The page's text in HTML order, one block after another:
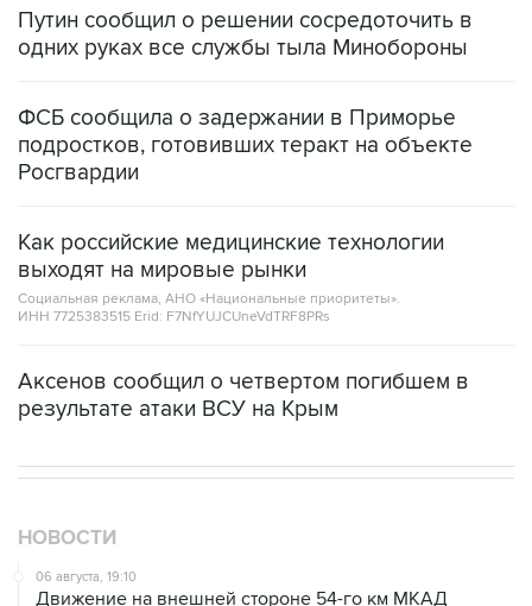
Путин сообщил о решении сосредоточить в
одних руках все службы тыла Минобороны
ФСБ сообщила о задержании в Приморье
подростков, готовивших теракт на объекте
Росгвардии
Как российские медицинские технологии
выходят на мировые рынки
Социальная реклама, АНО «Национальные приоритеты».
ИНН 7725383515 Erid: F7NfYUJCUneVdTRF8PRs
Аксенов сообщил о четвертом погибшем в
результате атаки ВСУ на Крым
НОВОСТИ
06 августа, 19:10
Движение на внешней стороне 54-го км МКАД